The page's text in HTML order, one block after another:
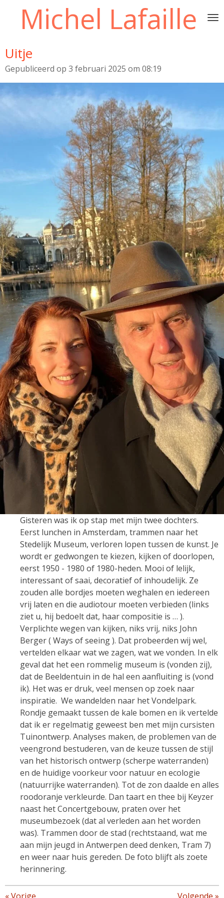
hoofdinhoud
Michel Lafaille
Uitje
Gepubliceerd op 3 februari 2025 om 08:19
Gisteren was ik op stap met mijn twee dochters.
Eerst lunchen in Amsterdam, trammen naar het
Stedelijk Museum, verloren lopen tussen de kunst. Je
wordt er gedwongen te kiezen, kijken of doorlopen,
eerst 1950 - 1980 of 1980-heden. Mooi of lelijk,
interessant of saai, decoratief of inhoudelijk. Ze
zouden alle bordjes moeten weghalen en iedereen
vrij laten en die audiotour moeten verbieden (links
ziet u, hij bedoelt dat, haar compositie is … ).
Verplichte wegen van kijken, niks vrij, niks John
Berger ( Ways of seeing ). Dat probeerden wij wel,
vertelden elkaar wat we zagen, wat we vonden. In elk
geval dat het een rommelig museum is (vonden zij),
dat de Beeldentuin in de hal een aanfluiting is (vond
ik). Het was er druk, veel mensen op zoek naar
inspiratie. We wandelden naar het Vondelpark.
Rondje gemaakt tussen de kale bomen en ik vertelde
dat ik er regelmatig geweest ben met mijn cursisten
Tuinontwerp. Analyses maken, de problemen van de
veengrond bestuderen, van de keuze tussen de stijl
van het historisch ontwerp (scherpe waterranden)
en de huidige voorkeur voor natuur en ecologie
(natuurrijke waterranden). Tot de zon daalde en alles
roodoranje verkleurde. Dan taart en thee bij Keyzer
naast het Concertgebouw, praten over het
museumbezoek (dat al verleden aan het worden
was). Trammen door de stad (rechtstaand, wat me
aan mijn jeugd in Antwerpen deed denken, Tram 7)
en weer naar huis gereden. De foto blijft als zoete
herinnering.